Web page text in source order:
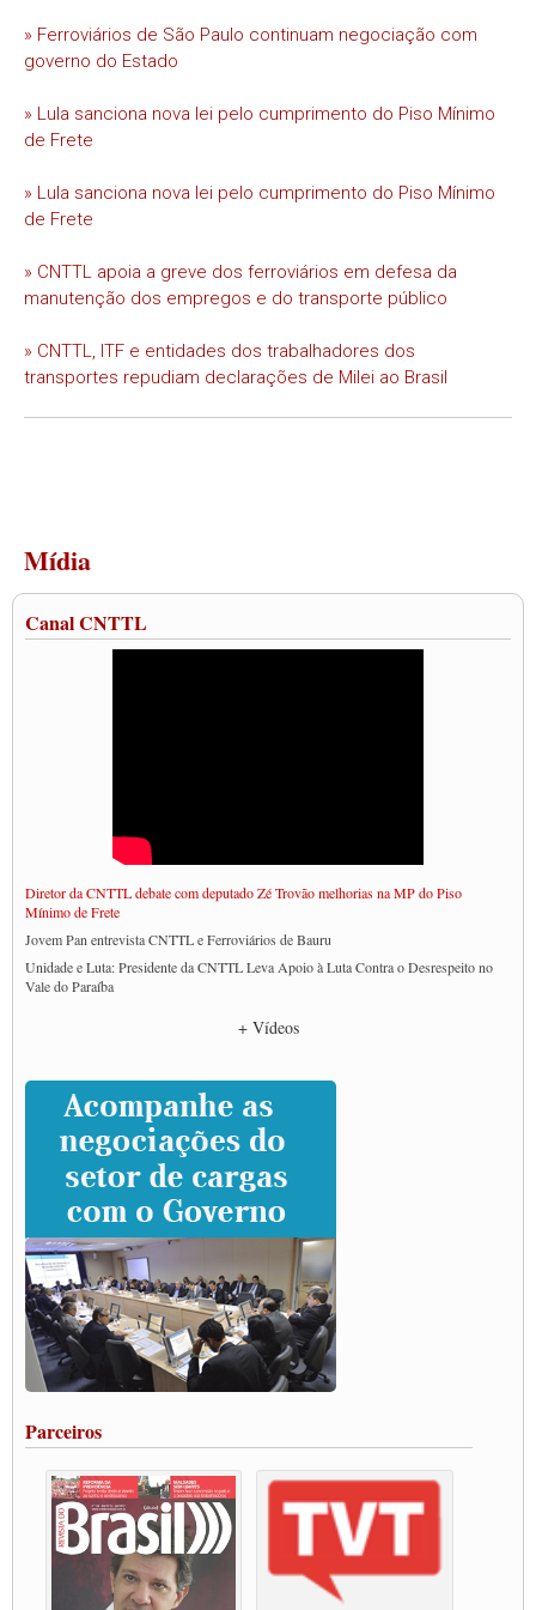
» Ferroviários de São Paulo continuam negociação com
governo do Estado
» Lula sanciona nova lei pelo cumprimento do Piso Mínimo
de Frete
» Lula sanciona nova lei pelo cumprimento do Piso Mínimo
de Frete
» CNTTL apoia a greve dos ferroviários em defesa da
manutenção dos empregos e do transporte público
» CNTTL, ITF e entidades dos trabalhadores dos
transportes repudiam declarações de Milei ao Brasil
Mídia
Canal CNTTL
Diretor da CNTTL debate com deputado Zé Trovão melhorias na MP do Piso
Mínimo de Frete
Jovem Pan entrevista CNTTL e Ferroviários de Bauru
Unidade e Luta: Presidente da CNTTL Leva Apoio à Luta Contra o Desrespeito no
Vale do Paraíba
Caminhoneiros prometem paralisação e cobram diálogo com Lula
CNTTL e lideranças de caminhoneiros participam de debate sobre saúde nas
rodovias
Paulinho e Litti debatem política global para transporte rodoviário de cargas na
SUTCRA no Uruguai
Grande Conquista da Categoria transporte de Cargas e Caminhoneiros Autonomos
ENCONTRO INTERNACIONAL EM APOIO A CLASSE TRABALHADORA
DO BRASIL E A ELEIÇÃO 2022
Carta às Brasileiras e aos Brasileiros em Defesa do Estado Democrático de Direito
Paulinho, presidente da CNTTL, faz balanço do 3º Congresso da CNTTL
Caminhoneiros aprovam greve a partir do 1º de novembro
Rodoviários de Feira Santana fazem Assembleia para avaliar proposta de reajuste
salarial
Vacina Já: Lockdown de 24 horas dos trabalhadores em transportes está mantido,
Condutores de Guarulhos farão greve sanitária nesta terça-feira (20)
Paralisação dos Caminhoneiros na #BR285, entrocamento que liga o Mercosul ao
Rio Grande
Caminhoneiros bloqueiam duas faixas na Castello Branco e fazem protesto
Modal-Live #13 Aumento da Violência Contra Mulher e o Adoecimento da Classe
+ Vídeos
Parceiros